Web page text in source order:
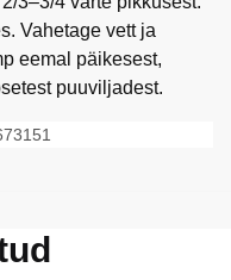
Vahetage vett ja
eemal päikesest,
puuviljadest.